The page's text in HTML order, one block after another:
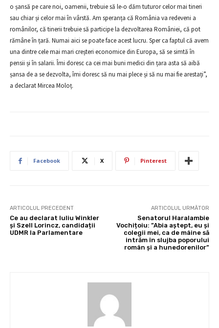
o șansă pe care noi, oamenii, trebuie să le-o dăm tuturor celor mai tineri
sau chiar și celor mai în vârstă. Am speranța că România va redeveni a
românilor, că tinerii trebuie să participe la dezvoltarea României, că pot
rămâne în țară. Numai aici se poate face acest lucru. Sper ca faptul că avem
una dintre cele mai mari creșteri economice din Europa, să se simtă în
pensii și în salarii. Îmi doresc ca cei mai buni medici din țara asta să aibă
șansa de a se dezvolta, îmi doresc să nu mai plece și să nu mai fie arestați”,
a declarat Mircea Moloț.
Facebook X Pinterest
ARTICOLUL PRECEDENT
Ce au declarat Iuliu Winkler
și Szell Lorincz, candidații
UDMR la Parlamentare
ARTICOLUL URMĂTOR
Senatorul Haralambie
Vochițoiu: ”Abia aștept, eu și
colegii mei, ca de mâine să
intrăm în slujba poporului
român și a hunedorenilor”